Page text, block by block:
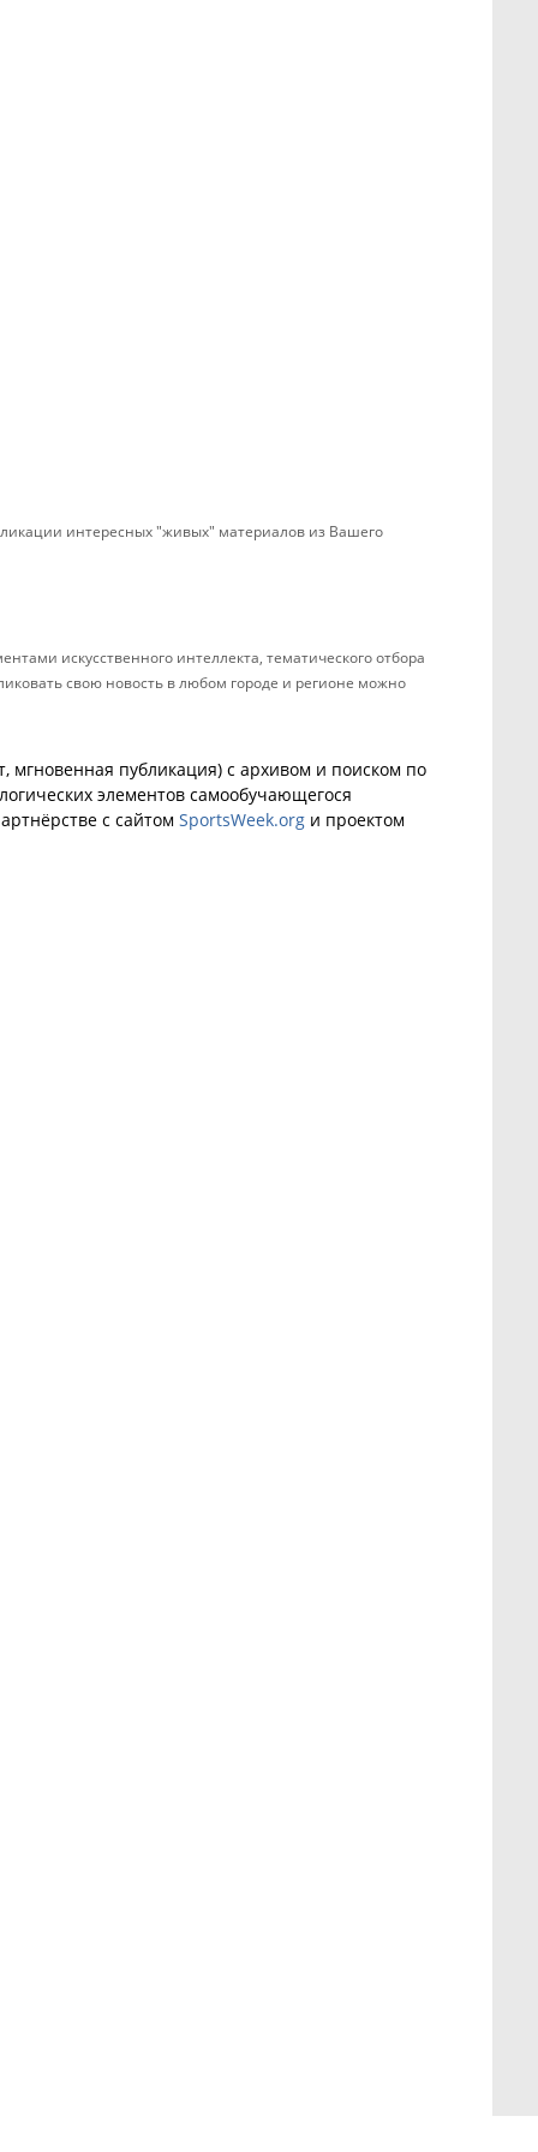
интересных "живых" материалов из Вашего
искусственного интеллекта, тематического отбора
свою новость в любом городе и регионе можно
публикация) с архивом и поиском по
элементов самообучающегося
с сайтом SportsWeek.org и проектом